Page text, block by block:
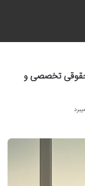
حقوقی تخصصی و